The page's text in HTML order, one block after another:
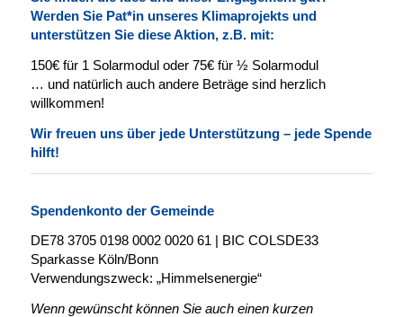
Werden Sie Pat*in unseres Klimaprojekts und
unterstützen Sie diese Aktion, z.B. mit:
150€ für 1 Solarmodul oder 75€ für ½ Solarmodul
… und natürlich auch andere Beträge sind herzlich
willkommen!
Wir freuen uns über jede Unterstützung – jede Spende
hilft!
Spendenkonto der Gemeinde
DE78 3705 0198 0002 0020 61 | BIC COLSDE33
Sparkasse Köln/Bonn
Verwendungszweck: „Himmelsenergie“
Wenn gewünscht können Sie auch einen kurzen